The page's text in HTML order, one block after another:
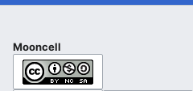
Mooncell